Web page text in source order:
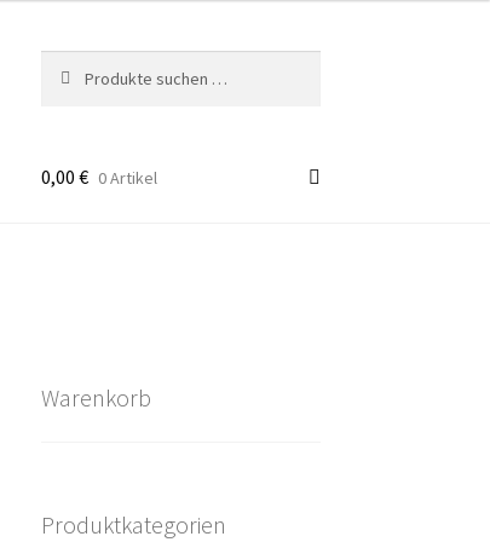
nach:
0,00 € 0 Artikel
Warenkorb
Produktkategorien